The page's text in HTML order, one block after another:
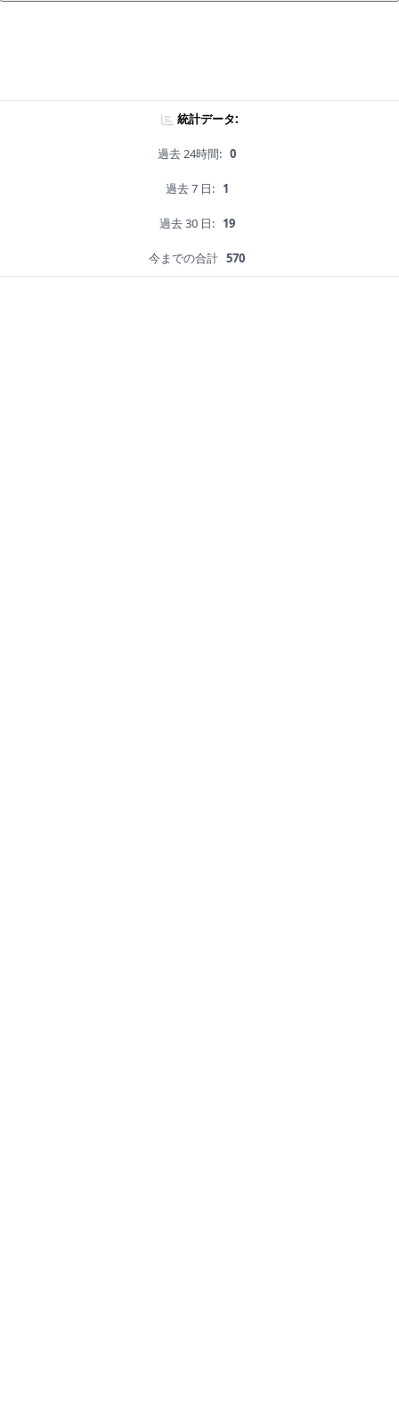
統計データ:
過去 24時間: 0
過去 7 日: 1
過去 30 日: 19
今までの合計 570